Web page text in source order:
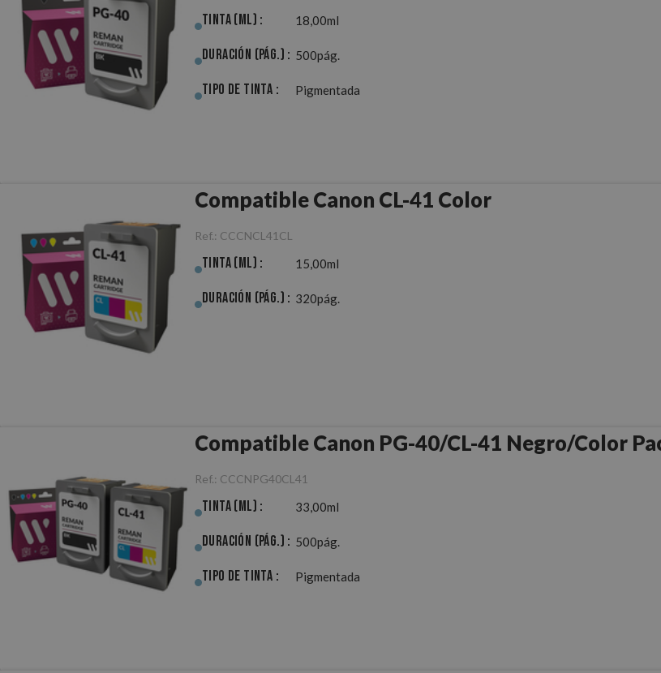
Tinta (ml) : 18,00ml
Duración (pág.) : 500pág.
Tipo de Tinta : Pigmentada
Compatible Canon CL-41 Color
Ref.: CCCNCL41CL
Tinta (ml) : 15,00ml
Duración (pág.) : 320pág.
Compatible Canon PG-40/CL-41 Negro/Color
Ref.: CCCNPG40CL41
Tinta (ml) : 33,00ml
Duración (pág.) : 500pág.
Tipo de Tinta : Pigmentada